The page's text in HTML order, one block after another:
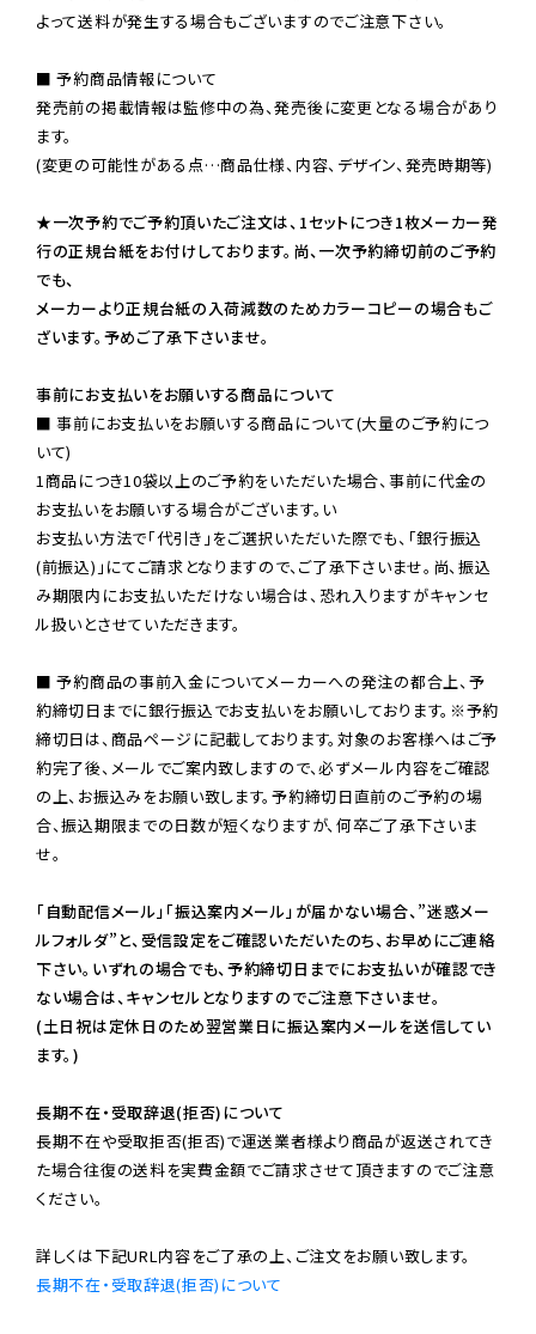
よって送料が発生する場合もございますのでご注意下さい。
■ 予約商品情報について
発売前の掲載情報は監修中の為、発売後に変更となる場合があり
ます。
(変更の可能性がある点…商品仕様、内容、デザイン、発売時期等)
★一次予約でご予約頂いたご注文は、1セットにつき1枚メーカー発
行の正規台紙をお付けしております。尚、一次予約締切前のご予約
でも、
メーカーより正規台紙の入荷減数のためカラーコピーの場合もご
ざいます。予めご了承下さいませ。
事前にお支払いをお願いする商品について
■ 事前にお支払いをお願いする商品について(大量のご予約につ
いて)
1商品につき10袋以上のご予約をいただいた場合、事前に代金の
お支払いをお願いする場合がございます。い
お支払い方法で「代引き」をご選択いただいた際でも、「銀行振込
(前振込)」にてご請求となりますので、ご了承下さいませ。尚、振込
み期限内にお支払いただけない場合は、恐れ入りますがキャンセ
ル扱いとさせていただきます。
■ 予約商品の事前入金についてメーカーへの発注の都合上、予
約締切日までに銀行振込でお支払いをお願いしております。※予約
締切日は、商品ページに記載しております。対象のお客様へはご予
約完了後、メールでご案内致しますので、必ずメール内容をご確認
の上、お振込みをお願い致します。予約締切日直前のご予約の場
合、振込期限までの日数が短くなりますが、何卒ご了承下さいま
せ。
「自動配信メール」「振込案内メール」が届かない場合、”迷惑メー
ルフォルダ”と、受信設定をご確認いただいたのち、お早めにご連絡
下さい。いずれの場合でも、予約締切日までにお支払いが確認でき
ない場合は、キャンセルとなりますのでご注意下さいませ。
(土日祝は定休日のため翌営業日に振込案内メールを送信してい
ます。)
長期不在・受取辞退(拒否)について
長期不在や受取拒否(拒否)で運送業者様より商品が返送されてき
た場合往復の送料を実費金額でご請求させて頂きますのでご注意
ください。
長期不在・受取辞退(拒否)について